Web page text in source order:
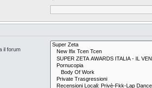
il forum